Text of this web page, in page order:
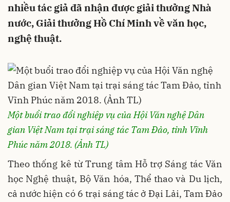
nhiều tác giả đã nhận được giải thưởng Nhà
nước, Giải thưởng Hồ Chí Minh về văn học,
nghệ thuật.
Một buổi trao đổi nghiệp vụ của Hội Văn nghệ Dân
gian Việt Nam tại trại sáng tác Tam Đảo, tỉnh Vĩnh
Phúc năm 2018. (Ảnh TL)
Theo thống kê từ Trung tâm Hỗ trợ Sáng tác Văn
học Nghệ thuật, Bộ Văn hóa, Thể thao và Du lịch,
cả nước hiện có 6 trại sáng tác ở Đại Lải, Tam Đảo